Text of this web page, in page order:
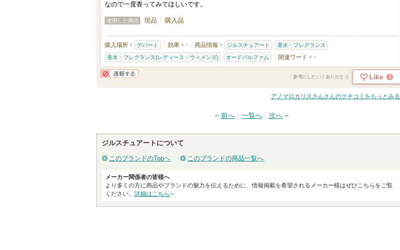
なので一度香ってみてほしいです。
使用した商品 現品 購入品
購入場所 デパート 効果 - 商品情報 ジルスチュアート 香水・フレグランス
香水・フレグランス(レディース・ウィメンズ) オードパルファム 関連ワード -
参考にしたい！ありがとう Like 1
アノマロカリスさんさんのクチコミをもっとみる
前へ 一覧へ 次へ
ジルスチュアートについて
このブランドのTopへ このブランドの商品一覧へ
メーカー関係者の皆様へ
より多くの方に商品やブランドの魅力を伝えるために、情報掲載を希望されるメーカー様はぜひこちらをご覧
ください。 詳細はこちら